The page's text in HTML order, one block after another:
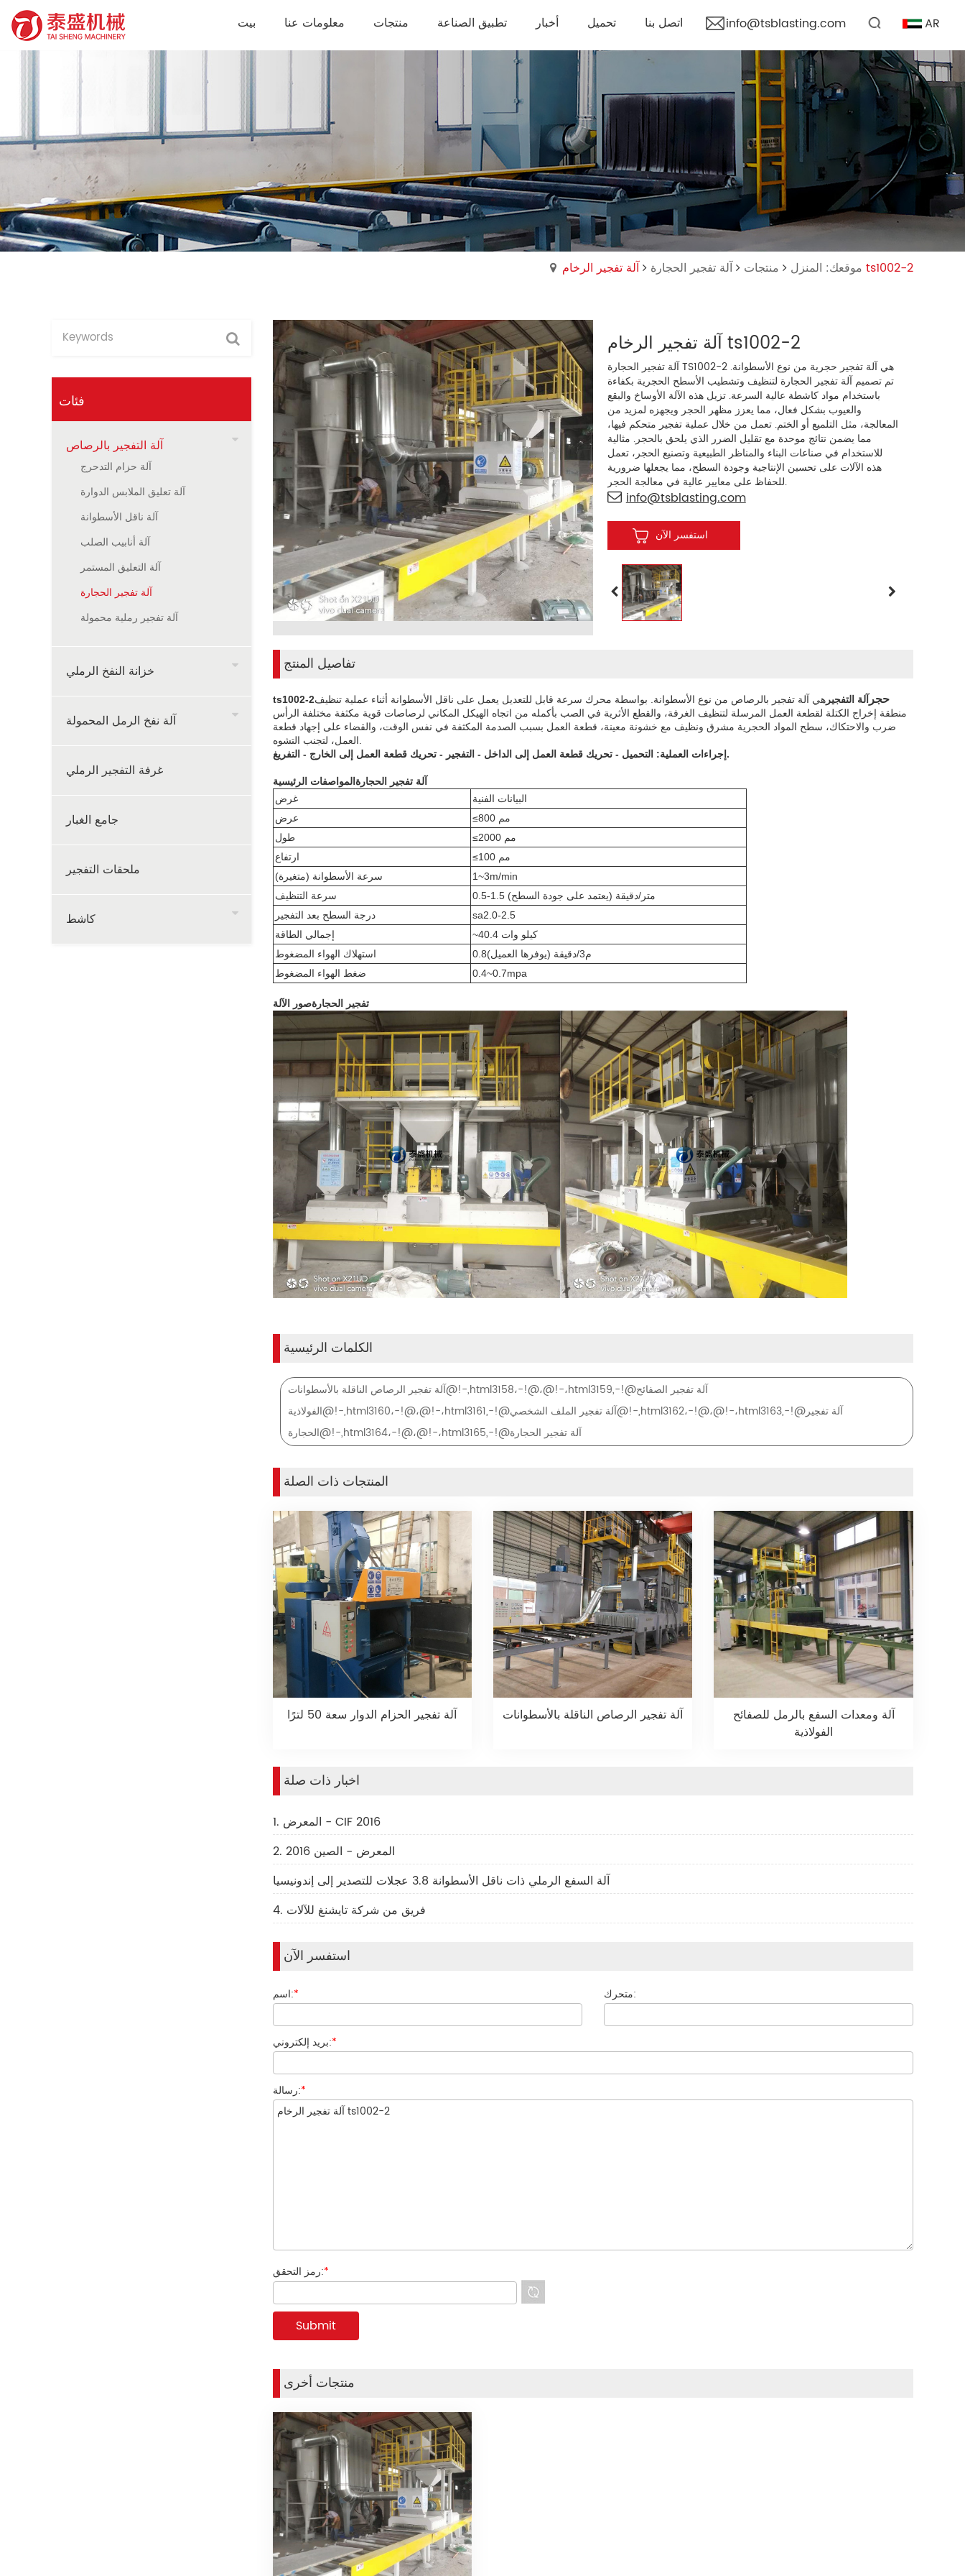
بيت معلومات عنا منتجات تطبيق الصناعة أخبار تحميل اتصل بنا info@tsblasting.com AR
موقعك: المنزل منتجات آلة تفجير الحجارة آلة تفجير الرخام ts1002-2
فئات
آلة التفجير بالرصاص
آلة حزام التدحرج
آلة تعليق الملابس الدوارة
آلة ناقل الأسطوانة
آلة أنابيب الصلب
آلة التعليق المستمر
آلة تفجير الحجارة
آلة تفجير رملية محمولة
خزانة النفخ الرملي
آلة نفخ الرمل المحمولة
غرفة التفجير الرملي
جامع الغبار
ملحقات التفجير
كاشط
آلة تفجير الرخام ts1002-2
آلة تفجير الحجارة TS1002-2 هي آلة تفجير حجرية من نوع الأسطوانة.
تم تصميم آلة تفجير الحجارة لتنظيف وتشطيب الأسطح الحجرية بكفاءة
باستخدام مواد كاشطة عالية السرعة. تزيل هذه الآلة الأوساخ والبقع
والعيوب بشكل فعال، مما يعزز مظهر الحجر ويجهزه لمزيد من
المعالجة، مثل التلميع أو الختم. تعمل من خلال عملية تفجير متحكم فيها،
مما يضمن نتائج موحدة مع تقليل الضرر الذي يلحق بالحجر. مثالية
للاستخدام في صناعات البناء والمناظر الطبيعية وتصنيع الحجر، تعمل
هذه الآلات على تحسين الإنتاجية وجودة السطح، مما يجعلها ضرورية
للحفاظ على معايير عالية في معالجة الحجر.
info@tsblasting.com
استفسر الآن
تفاصيل المنتج
ts1002-2 حجر آلة التفجيرهي آلة تفجير بالرصاص من نوع الأسطوانة. بواسطة محرك سرعة قابل للتعديل يعمل على ناقل الأسطوانة أثناء عملية تنظيف
منطقة إخراج الكتلة لقطعة العمل المرسلة لتنظيف الغرفة، والقطع الأثرية في الصب بأكمله من اتجاه الهيكل المكاني لرصاصات قوية مكثفة مختلفة الرأس
ضرب والاحتكاك، سطح المواد الحجرية مشرق ونظيف مع خشونة معينة، قطعة العمل بسبب الصدمة المكثفة في نفس الوقت، والقضاء على إجهاد قطعة
إجراءات العملية: التحميل - تحريك قطعة العمل إلى الداخل - التفجير - تحريك قطعة العمل إلى الخارج - التفريغ.
آلة تفجير الحجارة المواصفات الرئيسية
غرض
البيانات الفنية
عرض
≤800 مم
طول
≤2000 مم
ارتفاع
≤100 مم
سرعة الأسطوانة (متغيرة)
1~3m/min
سرعة التنظيف
0.5-1.5 متر/دقيقة (يعتمد على جودة السطح)
درجة السطح بعد التفجير
sa2.0-2.5
إجمالي الطاقة
~40.4 كيلو وات
استهلاك الهواء المضغوط
0.8م3/دقيقة (يوفرها العميل)
ضغط الهواء المضغوط
0.4~0.7mpa
تفجير الحجارةصور الآلة
الكلمات الرئيسية
آلة تفجير الرصاص الناقلة بالأسطوانات@!-,html3158،-!@،@!-،html3159,-!@آلة تفجير الصفائح
الفولاذية@!-,html3160،-!@،@!-،html3161,-!@آلة تفجير الملف الشخصي@!-,html3162،-!@،@!-،html3163,-!@آلة تفجير
الحجارة@!-,html3164،-!@،@!-،html3165,-!@آلة تفجير الحجارة
المنتجات ذات الصلة
آلة تفجير الحزام الدوار سعة 50 لترًا آلة تفجير الرصاص الناقلة بالأسطوانات
آلة ومعدات السفع بالرمل للصفائح
الفولاذية
اخبار ذات صلة
1. المعرض - CIF 2016
2. المعرض - الصين 2016
آلة السفع الرملي ذات ناقل الأسطوانة 3.8 عجلات للتصدير إلى إندونيسيا
4. فريق من شركة تايشنغ للآلات
استفسر الآن
اسم:* متحرك:
بريد إلكتروني:*
رسالة:*
رمز التحقق:*
منتجات أخرى